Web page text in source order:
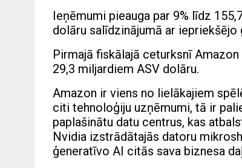
Ieņēmumi pieauga par 9% līdz
dolāru salīdzinājumā ar iepriekšējo
Pirmajā fiskālajā ceturksnī
29,3 miljardiem ASV dolāru.
Amazon ir viens no lielākajiem
citi tehnoloģiju uzņēmumi, tā ir
paplašinātu datu centrus, kas
Nvidia izstrādātajās datoru
ģeneratīvo AI citās sava biznesa